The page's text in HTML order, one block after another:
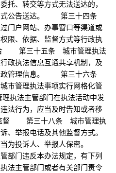
、转交等方式无法送达的，
式公告送达。 第三十四条
门户网站、办事窗口等渠道或
限、依据、监督方式等行政执
第三十五条 城市管理执法
政执法信息互通共享机制，及
政管理信息。 第三十六条
市管理执法事项实行网格化管
法主管部门在执法活动中发
法行为，应当及时告知或者移
督 第三十八条 城市管理执
、举报电话及其他监督方式。
为投诉人、举报人保密。
部门违反本办法规定，有下列
法主管部门或者有关部门责令